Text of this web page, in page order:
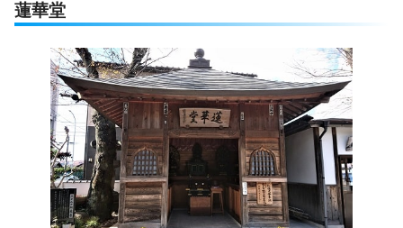
蓮華堂